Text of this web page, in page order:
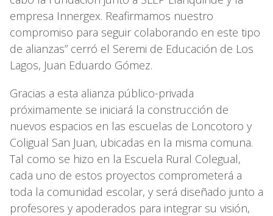
empresa Innergex. Reafirmamos nuestro
compromiso para seguir colaborando en este tipo
de alianzas” cerró el Seremi de Educación de Los
Lagos, Juan Eduardo Gómez.
Gracias a esta alianza público-privada
próximamente se iniciará la construcción de
nuevos espacios en las escuelas de Loncotoro y
Coligual San Juan, ubicadas en la misma comuna.
Tal como se hizo en la Escuela Rural Colegual,
cada uno de estos proyectos comprometerá a
toda la comunidad escolar, y será diseñado junto a
profesores y apoderados para integrar su visión,